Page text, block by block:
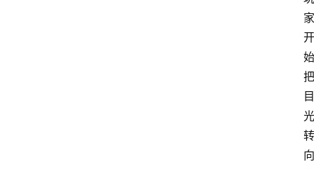
家
开
始
把
目
光
转
向